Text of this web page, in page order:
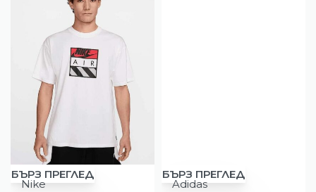
-13%
БЪРЗ ПРЕГЛЕД
Nike
-13%
БЪРЗ ПРЕГЛЕД
Adidas